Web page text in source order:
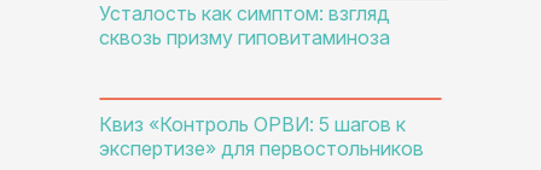
Усталость как симптом: взгляд
сквозь призму гиповитаминоза
Квиз «Контроль ОРВИ: 5 шагов к
экспертизе» для первостольников